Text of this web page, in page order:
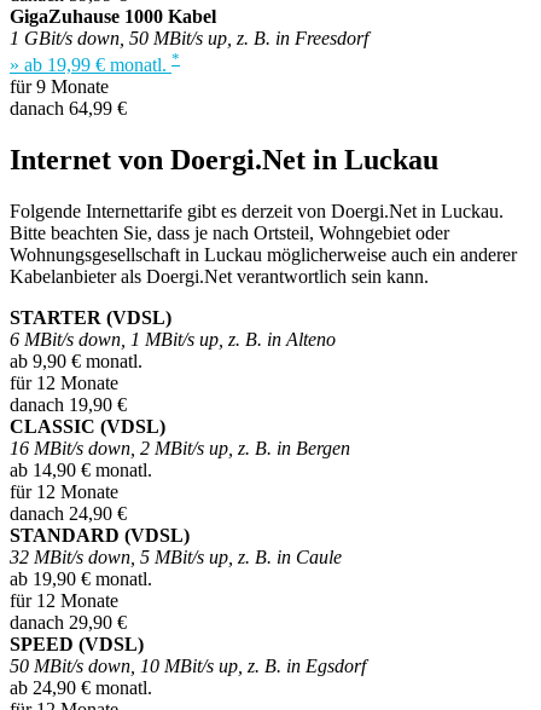
GigaZuhause 1000 Kabel
1 GBit/s down, 50 MBit/s up, z. B. in Freesdorf
» ab 19,99 € monatl. *
für 9 Monate
danach 64,99 €
Internet von Doergi.Net in Luckau
Folgende Internettarife gibt es derzeit von Doergi.Net in Luckau.
Bitte beachten Sie, dass je nach Ortsteil, Wohngebiet oder
Wohnungsgesellschaft in Luckau möglicherweise auch ein anderer
Kabelanbieter als Doergi.Net verantwortlich sein kann.
STARTER (VDSL)
6 MBit/s down, 1 MBit/s up, z. B. in Alteno
ab 9,90 € monatl.
für 12 Monate
danach 19,90 €
CLASSIC (VDSL)
16 MBit/s down, 2 MBit/s up, z. B. in Bergen
ab 14,90 € monatl.
für 12 Monate
danach 24,90 €
STANDARD (VDSL)
32 MBit/s down, 5 MBit/s up, z. B. in Caule
ab 19,90 € monatl.
für 12 Monate
danach 29,90 €
SPEED (VDSL)
50 MBit/s down, 10 MBit/s up, z. B. in Egsdorf
ab 24,90 € monatl.